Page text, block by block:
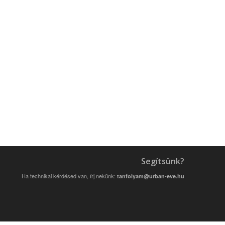
Segítsünk?
Ha technikai kérdésed van, írj nekünk:tanfolyam@urban-eve.hu